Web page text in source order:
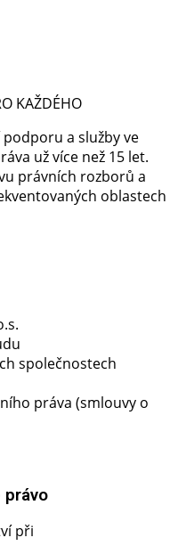
KAŽDÉHO
a služby ve
už více než 15 let.
právních rozborů a
oblastech
společnostech
práva (smlouvy o
právo​
při